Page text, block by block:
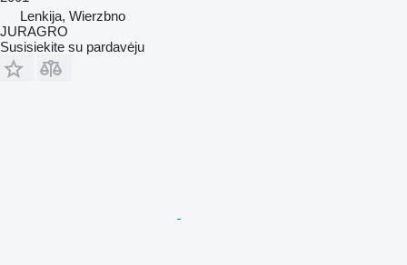
Lenkija, Wierzbno
JURAGRO
Susisiekite su pardavėju